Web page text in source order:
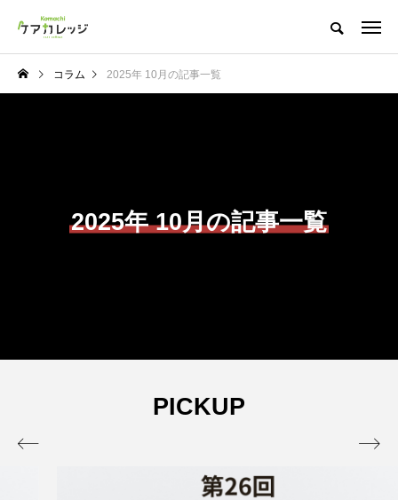
コラム 2025年 10月の記事一覧
2025年 10月の記事一覧
PICKUP
 